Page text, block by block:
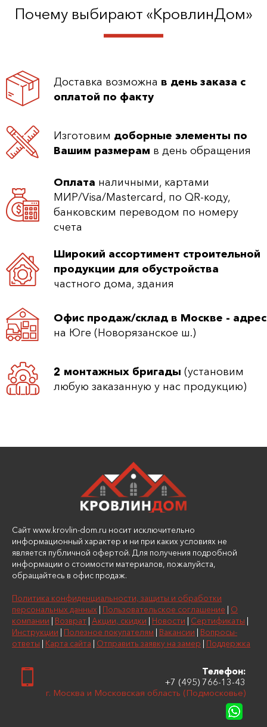
Почему выбирают «КровлинДом»
Доставка возможна в день заказа с
оплатой по факту
Изготовим доборные элементы по
Вашим размерам в день обращения
Оплата наличными, картами
МИР/Visa/Mastercard, по QR-коду,
банковским переводом по номеру
счета
Широкий ассортимент строительной
продукции для обустройства
частного дома, здания
Офис продаж/склад в Москве - адрес
на Юге (Новорязанское ш.)
2 монтажных бригады (установим
любую заказанную у нас продукцию)
Сайт www.krovlin-dom.ru носит исключительно
информационный характер и ни при каких условиях не
является публичной офертой. Для получения подробной
информации о стоимости материалов, пожалуйста,
обращайтесь в офис продаж.
Политика конфиденциальности, защиты и обработки
персональных данных
Пользовательское соглашение
О
компании
Возврат Акции, скидки Новости Сертификаты
Инструкции
Полезное покупателям Вакансии
Вопросы-
ответы
Карта сайта Отправить заявку на замер Поддержка
Телефон:
+7 (495) 766-13-43
г. Москва и Московская область (Подмосковье)